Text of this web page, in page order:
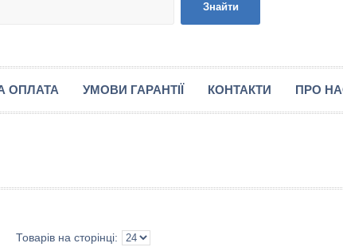
Знайти
ОПЛАТА УМОВИ ГАРАНТІЇ КОНТАКТИ ПРО